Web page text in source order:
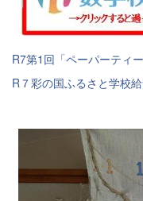
R7第1回「ペーパーティ
R７彩の国ふるさと学校